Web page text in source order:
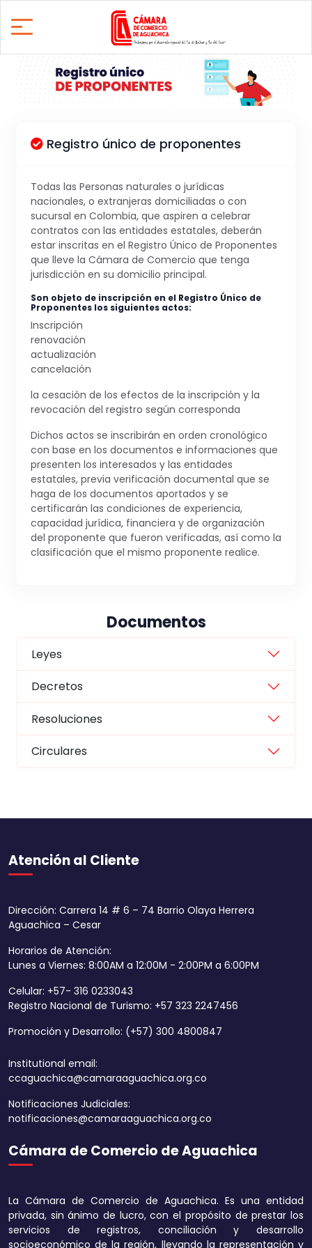
Registro único de proponentes
Todas las Personas naturales o jurídicas
nacionales, o extranjeras domiciliadas o con
sucursal en Colombia, que aspiren a celebrar
contratos con las entidades estatales, deberán
estar inscritas en el Registro Único de Proponentes
que lleve la Cámara de Comercio que tenga
jurisdicción en su domicilio principal.
Son objeto de inscripción en el Registro Único de
Proponentes los siguientes actos:
Inscripción
renovación
actualización
cancelación
la cesación de los efectos de la inscripción y la
revocación del registro según corresponda
Dichos actos se inscribirán en orden cronológico
con base en los documentos e informaciones que
presenten los interesados y las entidades
estatales, previa verificación documental que se
haga de los documentos aportados y se
certificarán las condiciones de experiencia,
capacidad jurídica, financiera y de organización
del proponente que fueron verificadas, así como la
clasificación que el mismo proponente realice.
Documentos
Leyes
Decretos
Resoluciones
Circulares
Atención al Cliente
Dirección: Carrera 14 # 6 – 74 Barrio Olaya Herrera
Aguachica – Cesar
Horarios de Atención:
Lunes a Viernes: 8:00AM a 12:00M - 2:00PM a 6:00PM
Celular: +57- 316 0233043
Registro Nacional de Turismo: +57 323 2247456
Promoción y Desarrollo: (+57) 300 4800847
Institutional email:
ccaguachica@camaraaguachica.org.co
Notificaciones Judiciales:
notificaciones@camaraaguachica.org.co
Cámara de Comercio de Aguachica
La Cámara de Comercio de Aguachica. Es una entidad
privada, sin ánimo de lucro, con el propósito de prestar los
servicios de registros, conciliación y desarrollo
socioeconómico de la región, llevando la representación y
Aumentar
Aumentar el
texto